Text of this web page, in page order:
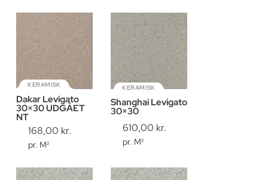
KERAMISK
Dakar Levigato
30×30 UDGÅET
NT
168,00 kr.
pr. M²
KERAMISK
Shanghai Levigato
30×30
610,00 kr.
pr. M²